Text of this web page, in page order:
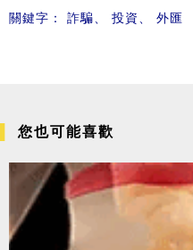
關鍵字： 詐騙 投資 外匯
您也可能喜歡